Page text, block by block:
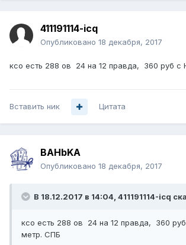
411191114-icq
Опубликовано 18 декабря, 2017
ксо есть 288 ов 24 на 12 правда, 360 руб
Вставить ник Цитата
BAHbKA
Опубликовано 18 декабря, 2017
В 18.12.2017 в 14:04, 411191114-icq
ксо есть 288 ов 24 на 12 правда, 360
метр. СПБ